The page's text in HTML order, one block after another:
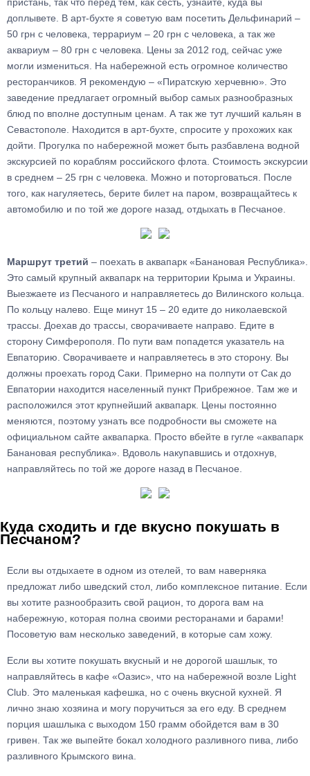
доплывете. В арт-бухте я советую вам посетить Дельфинарий –
50 грн с человека, террариум – 20 грн с человека, а так же
аквариум – 80 грн с человека. Цены за 2012 год, сейчас уже
могли измениться. На набережной есть огромное количество
ресторанчиков. Я рекомендую – «Пиратскую херчевню». Это
заведение предлагает огромный выбор самых разнообразных
блюд по вполне доступным ценам. А так же тут лучший кальян в
Севастополе. Находится в арт-бухте, спросите у прохожих как
дойти. Прогулка по набережной может быть разбавлена водной
экскурсией по кораблям российского флота. Стоимость экскурсии
в среднем – 25 грн с человека. Можно и поторговаться. После
того, как нагуляетесь, берите билет на паром, возвращайтесь к
автомобилю и по той же дороге назад, отдыхать в Песчаное.
Маршрут третий – поехать в аквапарк «Банановая Республика».
Это самый крупный аквапарк на территории Крыма и Украины.
Выезжаете из Песчаного и направляетесь до Вилинского кольца.
По кольцу налево. Еще минут 15 – 20 едите до николаевской
трассы. Доехав до трассы, сворачиваете направо. Едите в
сторону Симферополя. По пути вам попадется указатель на
Евпаторию. Сворачиваете и направляетесь в это сторону. Вы
должны проехать город Саки. Примерно на полпути от Сак до
Евпатории находится населенный пункт Прибрежное. Там же и
расположился этот крупнейший аквапарк. Цены постоянно
меняются, поэтому узнать все подробности вы сможете на
официальном сайте аквапарка. Просто вбейте в гугле «аквапарк
Банановая республика». Вдоволь накупавшись и отдохнув,
направляйтесь по той же дороге назад в Песчаное.
Куда сходить и где вкусно покушать в
Песчаном?
Если вы отдыхаете в одном из отелей, то вам наверняка
предложат либо шведский стол, либо комплексное питание. Если
вы хотите разнообразить свой рацион, то дорога вам на
набережную, которая полна своими ресторанами и барами!
Посоветую вам несколько заведений, в которые сам хожу.
Если вы хотите покушать вкусный и не дорогой шашлык, то
направляйтесь в кафе «Оазис», что на набережной возле Light
Club. Это маленькая кафешка, но с очень вкусной кухней. Я
лично знаю хозяина и могу поручиться за его еду. В среднем
порция шашлыка с выходом 150 грамм обойдется вам в 30
гривен. Так же выпейте бокал холодного разливного пива, либо
разливного Крымского вина.